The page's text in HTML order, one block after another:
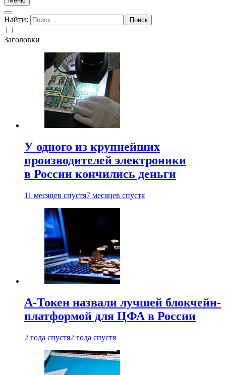
Найти:
Заголовки
У одного из крупнейших
производителей электроники
в России кончились деньги
11 месяцев спустя7 месяцев спустя
А-Токен назвали лучшей блокчейн-
платформой для ЦФА в России
2 года спустя2 года спустя